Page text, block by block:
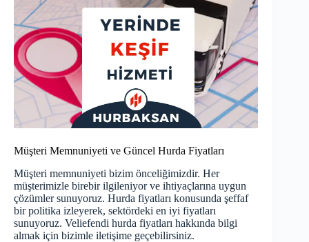
Müşteri Memnuniyeti ve Güncel Hurda Fiyatları
Müşteri memnuniyeti bizim önceliğimizdir. Her
müşterimizle birebir ilgileniyor ve ihtiyaçlarına uygun
çözümler sunuyoruz. Hurda fiyatları konusunda şeffaf
bir politika izleyerek, sektördeki en iyi fiyatları
sunuyoruz. Veliefendi hurda fiyatları hakkında bilgi
almak için bizimle iletişime geçebilirsiniz.